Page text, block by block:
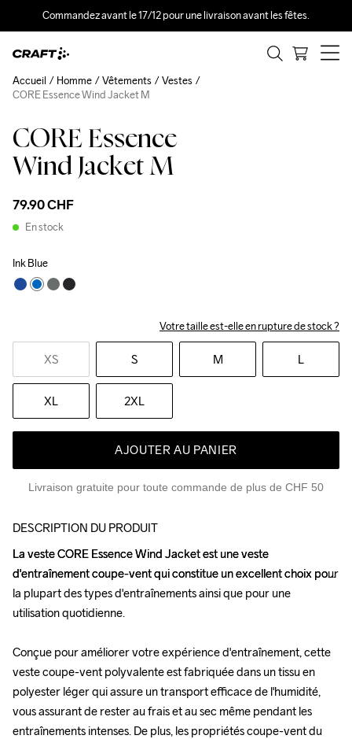
Commandez avant le 17/12 pour une livraison avant les fêtes.
CORE Essence
Wind Jacket M
79.90 CHF
En stock
Ink Blue
Votre taille est-elle en rupture de stock ?
XS S M L
XL 2XL
AJOUTER AU PANIER
Livraison gratuite pour toute commande de plus de CHF 50
Accueil Homme Vêtements
Vestes
CORE Essence Wind Jacket M
DESCRIPTION DU PRODUIT
La veste CORE Essence Wind Jacket est une veste
d'entraînement coupe-vent qui constitue un excellent choix pour
la plupart des types d'entraînements ainsi que pour une
utilisation quotidienne.
Conçue pour améliorer votre expérience d'entraînement, cette
veste coupe-vent polyvalente est fabriquée dans un tissu en
polyester léger qui assure un transport efficace de l'humidité,
vous assurant de rester au frais et au sec même pendant les
entraînements intenses. De plus, les propriétés coupe-vent du
La veste CORE Essence Wind Jacket est une veste
d'entraînement coupe-vent qui constitue un excellent choix pour
la plupart des types d'entraînements ainsi que pour une
utilisation quotidienne.
Conçue pour améliorer votre expérience d'entraînement, cette
veste coupe-vent polyvalente est fabriquée dans un tissu en
polyester léger qui assure un transport efficace de l'humidité,
vous assurant de rester au frais et au sec même pendant les
entraînements intenses. De plus, les propriétés coupe-vent du